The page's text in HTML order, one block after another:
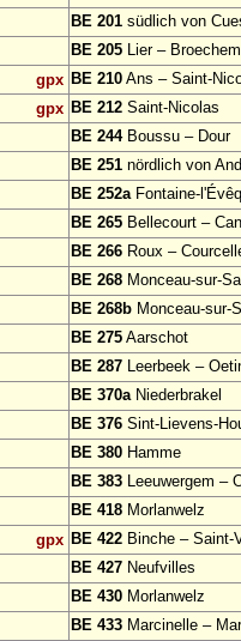
BE 201 südlich von
BE 205 Lier – Broechem
gpx BE 210 Ans – Saint-
gpx BE 212 Saint-Nicolas
BE 244Boussu – Dour
BE 251 nördlich von
BE 252aFontaine-
BE 265 Bellecourt –
BE 266 Roux –
BE 268 Monceau-sur-
BE 268b Monceau-sur-
BE 275 Aarschot
BE 287 Leerbeek –
BE 370aNiederbrakel
BE 376 Sint-Lievens-
BE 380 Hamme
BE 383 Leeuwergem –
BE 418 Morlanwelz
gpx BE 422 Binche – Saint-
BE 427 Neufvilles
BE 430 Morlanwelz
BE 433 Marcinelle –